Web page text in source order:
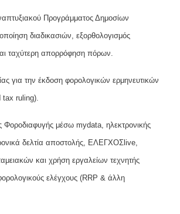
Προγράμματος Δημοσίων
διαδικασιών, εξορθολογισμός
ταχύτερη απορρόφηση πόρων.
για την έκδοση φορολογικών ερμηνευτικών
tax ruling).
Φοροδιαφυγής μέσω mydata, ηλεκτρονικής
δελτία αποστολής, ΕΛΕΓΧΟΣlive,
και χρήση εργαλείων τεχνητής
ελέγχους (RRP & άλλη